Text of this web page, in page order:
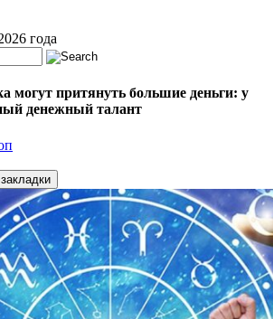
года
могут притянуть большие деньги: у
денежный талант